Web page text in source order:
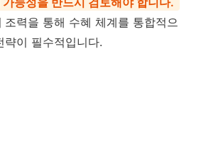
조력을 통해 수혜 체계를 통합적으
략이 필수적입니다.